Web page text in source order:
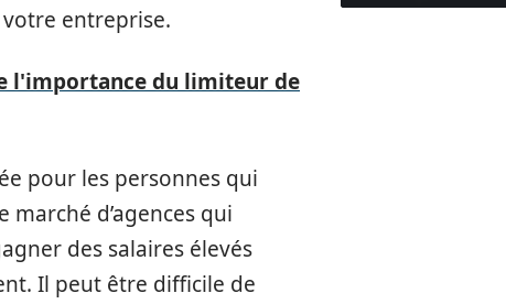
entreprise.
l'importance du limiteur de
pour les personnes qui
d’agences qui
des salaires élevés
Il peut être difficile de